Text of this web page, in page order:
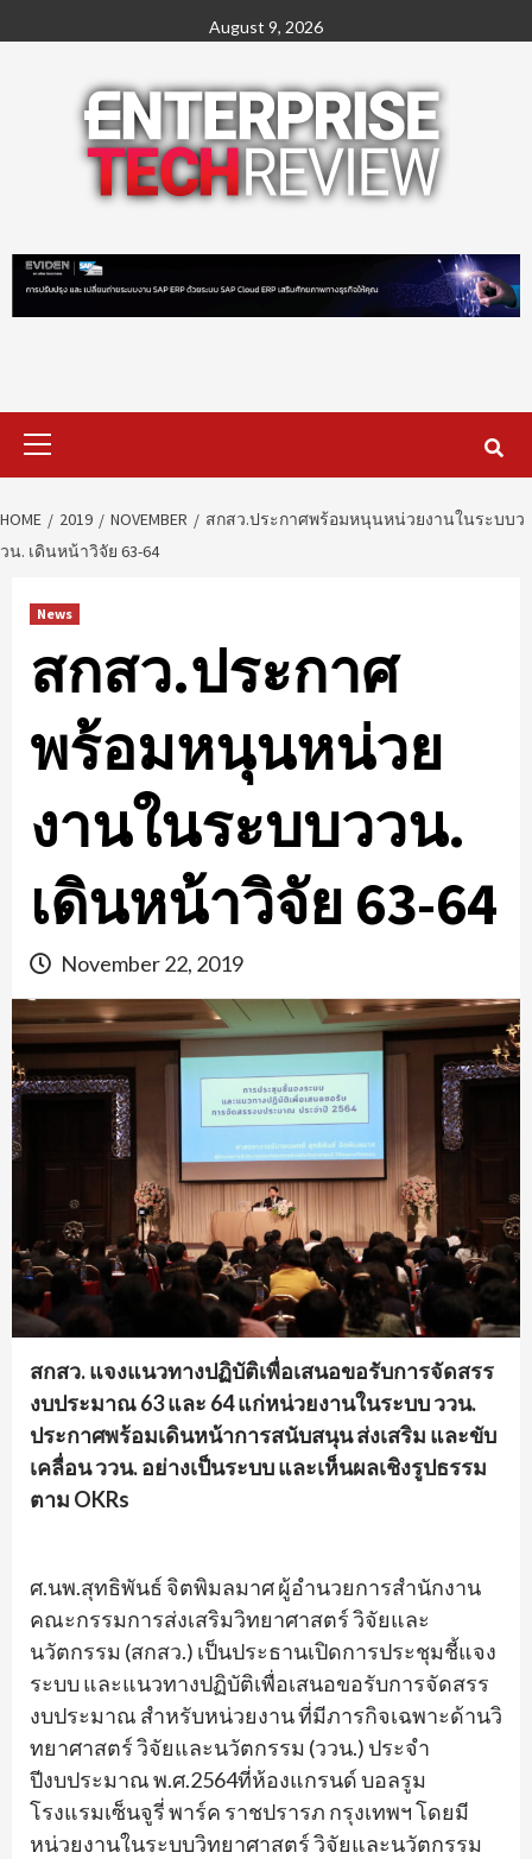
to
August 9, 2026
Primary
Menu
HOME 2019 NOVEMBER
สกสว.ประกาศพร้อมหนุนหน่วยงานในระบบว
วน. เดินหน้าวิจัย 63-64
News
สกสว.ประกาศ
พร้อมหนุนหน่วย
งานในระบบววน.
เดินหน้าวิจัย 63-64
November 22, 2019
สกสว. แจงแนวทางปฏิบัติเพื่อเสนอขอรับการจัดสรร
งบประมาณ 63 และ 64 แก่หน่วยงานในระบบ ววน.
ประกาศพร้อมเดินหน้าการสนับสนุน ส่งเสริม และขับ
เคลื่อน ววน. อย่างเป็นระบบ และเห็นผลเชิงรูปธรรม
ตาม OKRs
ศ.นพ.สุทธิพันธ์ จิตพิมลมาศ ผู้อำนวยการสำนักงาน
คณะกรรมการส่งเสริมวิทยาศาสตร์ วิจัยและ
นวัตกรรม (สกสว.) เป็นประธานเปิดการประชุมชี้แจง
ระบบ และแนวทางปฏิบัติเพื่อเสนอขอรับการจัดสรร
งบประมาณ สำหรับหน่วยงาน ที่มีภารกิจเฉพาะด้านวิ
ทยาศาสตร์ วิจัยและนวัตกรรม (ววน.) ประจำ
ปีงบประมาณ พ.ศ.2564ที่ห้องแกรนด์ บอลรูม
โรงแรมเซ็นจูรี่ พาร์ค ราชปรารภ กรุงเทพฯ โดยมี
หน่วยงานในระบบวิทยาศาสตร์ วิจัยและนวัตกรรม